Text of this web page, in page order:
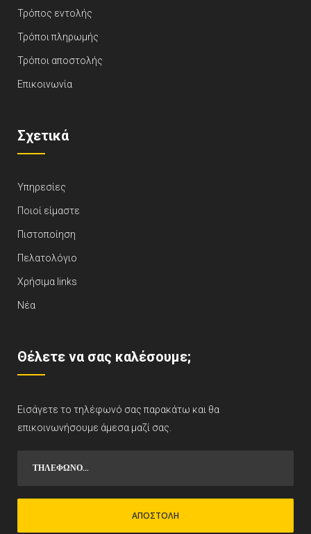
Τρόπος εντολής
Τρόποι πληρωμής
Τρόποι αποστολής
Επικοινωνία
Σχετικά
Υπηρεσίες
Ποιοί είμαστε
Πιστοποίηση
Πελατολόγιο
Χρήσιμα links
Νέα
Θέλετε να σας καλέσουμε;
Εισάγετε το τηλέφωνό σας παρακάτω και θα
επικοινωνήσουμε άμεσα μαζί σας.